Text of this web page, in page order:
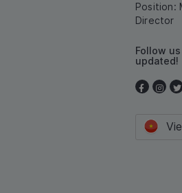
Position:
Director
Follow
updated!